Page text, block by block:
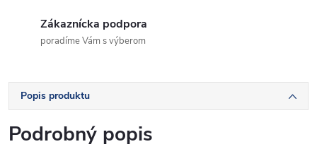
Zákaznícka podpora
poradíme Vám s výberom
Popis produktu
Podrobný popis